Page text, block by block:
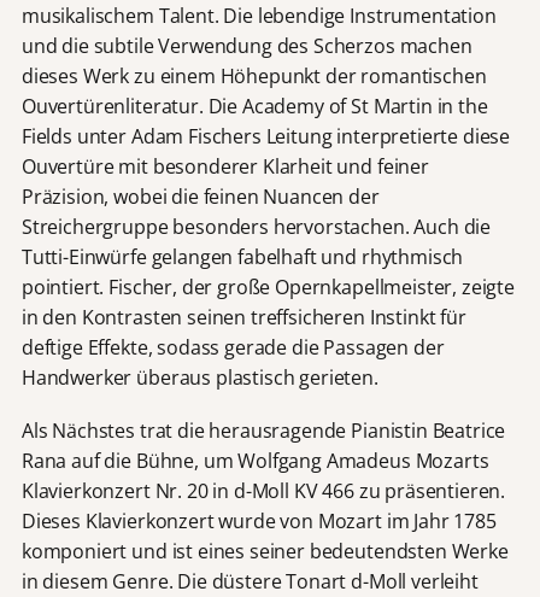
musikalischem Talent. Die lebendige Instrumentation
und die subtile Verwendung des Scherzos machen
dieses Werk zu einem Höhepunkt der romantischen
Ouvertürenliteratur. Die Academy of St Martin in the
Fields unter Adam Fischers Leitung interpretierte diese
Ouvertüre mit besonderer Klarheit und feiner
Präzision, wobei die feinen Nuancen der
Streichergruppe besonders hervorstachen. Auch die
Tutti-Einwürfe gelangen fabelhaft und rhythmisch
pointiert. Fischer, der große Opernkapellmeister, zeigte
in den Kontrasten seinen treffsicheren Instinkt für
deftige Effekte, sodass gerade die Passagen der
Handwerker überaus plastisch gerieten.
Als Nächstes trat die herausragende Pianistin Beatrice
Rana auf die Bühne, um Wolfgang Amadeus Mozarts
Klavierkonzert Nr. 20 in d-Moll KV 466 zu präsentieren.
Dieses Klavierkonzert wurde von Mozart im Jahr 1785
komponiert und ist eines seiner bedeutendsten Werke
in diesem Genre. Die düstere Tonart d-Moll verleiht